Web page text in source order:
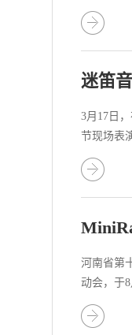
乐节首次
3月17日
节现场表
生的第三
了“迷笛三
河南省第
动会，于
遗址公园
阳生出席